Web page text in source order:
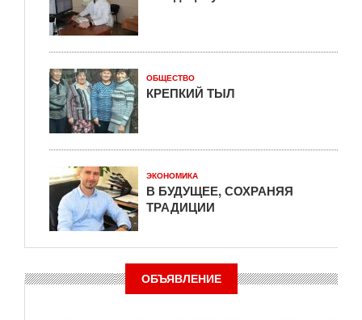
ОБЩЕСТВО
КРЕПКИЙ ТЫЛ
ЭКОНОМИКА
В БУДУЩЕЕ, СОХРАНЯЯ
ТРАДИЦИИ
ОБЪЯВЛЕНИЕ